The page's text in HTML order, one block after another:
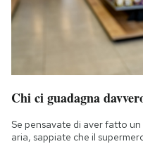
Chi ci guadagna
Se pensavate di aver fatto
aria, sappiate che il